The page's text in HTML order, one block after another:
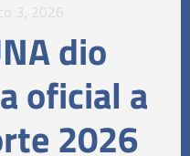
3, 2026
dio
oficial a
2026